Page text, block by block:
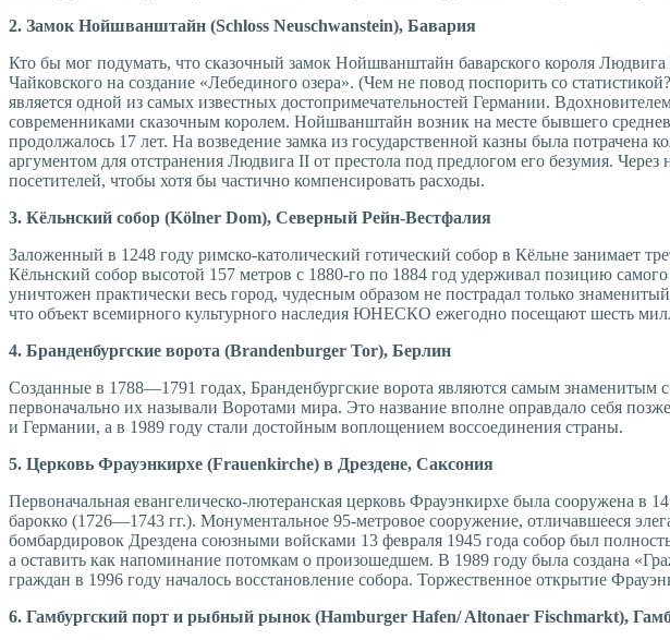
2. Замок Нойшванштайн (Schloss Neuschwanstein), Бавария
Кто бы мог подумать, что сказочный замок Нойшванштайн баварского короля
Чайковского на создание «Лебединого озера». (Чем не повод поспорить со
является одной из самых известных достопримечательностей Германии.
современниками сказочным королем. Нойшванштайн возник на месте бывшего
продолжалось 17 лет. На возведение замка из государственной казны была
аргументом для отстранения Людвига II от престола под предлогом его безумия.
посетителей, чтобы хотя бы частично компенсировать расходы.
3. Кёльнский собор (Kölner Dom), Северный Рейн-Вестфалия
Заложенный в 1248 году римско-католический готический собор в Кёльне занимает
Кёльнский собор высотой 157 метров с 1880-го по 1884 год удерживал позицию
уничтожен практически весь город, чудесным образом не пострадал только
что объект всемирного культурного наследия ЮНЕСКО ежегодно посещают шесть
4. Бранденбургские ворота (Brandenburger Tor), Берлин
Cозданные в 1788—1791 го­дах, Бранденбургские ворота являются самым
первоначально их называли Воротами мира. Это название вполне оправдало себя
и Германии, а в 1989 году стали достойным воплощением воссоединения страны.
5. Церковь Фрауэнкирхе (Frauenkirche) в Дрездене, Саксония
Первоначальная евангелическо-лютеранская церковь Фрауэнкирхе была сооружена
барокко (1726—1743 гг.). Монументальное 95-метровое сооружение, отличавшееся
бомбардировок Дрездена союзными войсками 13 февраля 1945 года собор был
а оставить как напоминание потомкам о произошедшем. В 1989 году была создана
граждан в 1996 году началось восстановление собора. Торжественное открытие
6. Гамбургский порт и рыбный рынок (Hamburger Hafen/ Altonaer Fischmarkt),